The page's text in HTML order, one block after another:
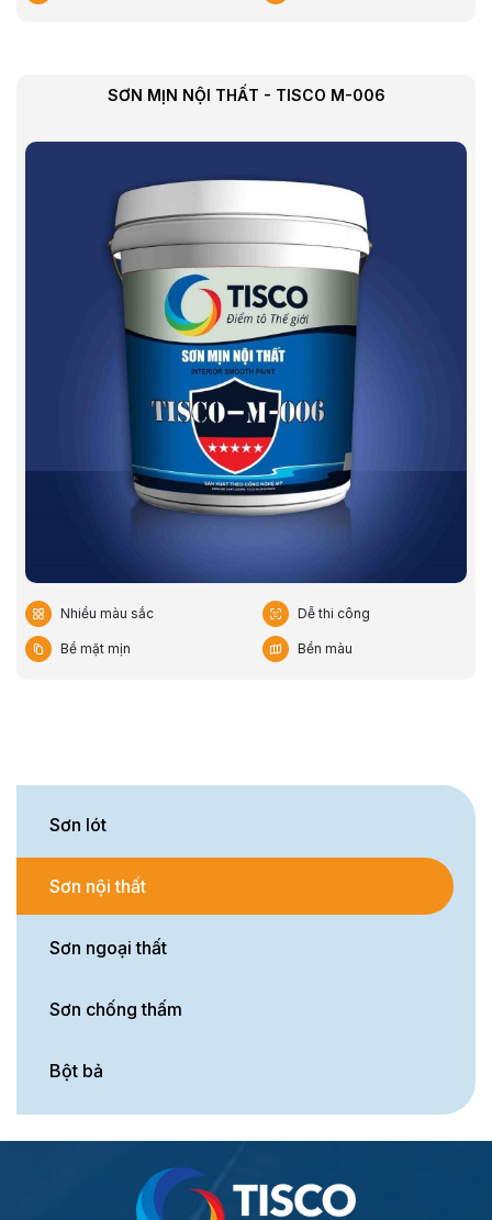
Sơn lót
Sơn nội thất
Sơn ngoại thất
Sơn chống thấm
Bột bả
SƠN MỊN NỘI THẤT - TISCO M-006
Nhiều màu sắc Dễ thi công
Bề mặt mịn Bền màu